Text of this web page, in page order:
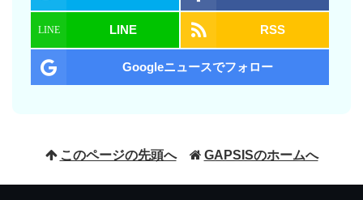
LINE RSS
Googleニュースでフォロー
このページの先頭へ GAPSISのホームへ